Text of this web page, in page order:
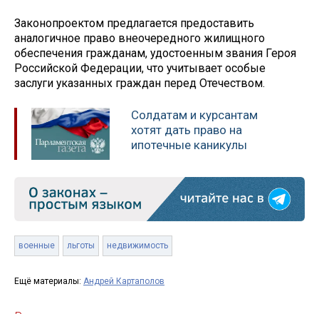
Законопроектом предлагается предоставить
аналогичное право внеочередного жилищного
обеспечения гражданам, удостоенным звания Героя
Российской Федерации, что учитывает особые
заслуги указанных граждан перед Отечеством.
Солдатам и курсантам
хотят дать право на
ипотечные каникулы
военные льготы недвижимость
Ещё материалы: Андрей Картаполов